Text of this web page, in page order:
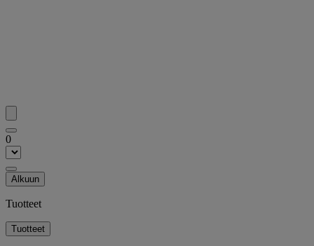
0
Alkuun
Tuotteet
Tuotteet